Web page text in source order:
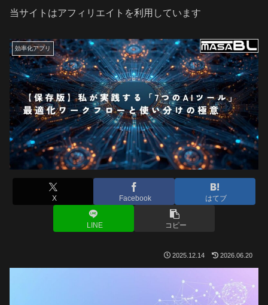
当サイトはアフィリエイトを利用しています
効率化アプリ
X Facebook はてブ
LINE コピー
2025.12.14 2026.06.20